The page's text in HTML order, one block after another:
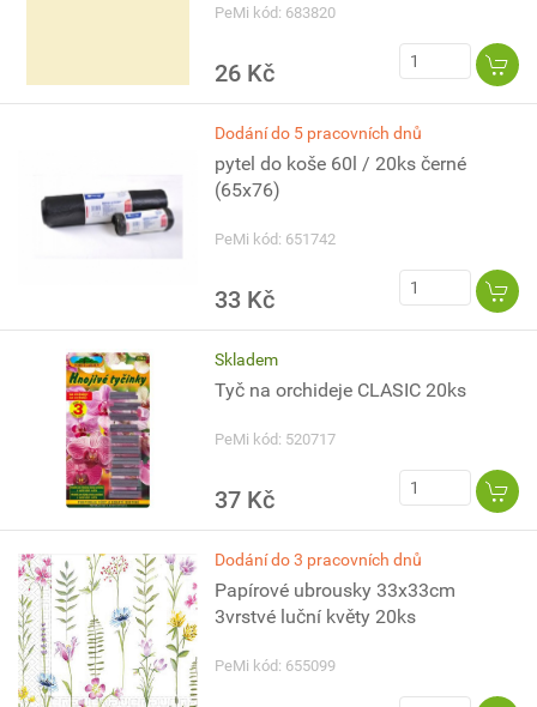
PeMi kód: 683820
26 Kč
Dodání do 5 pracovních dnů
pytel do koše 60l / 20ks černé
(65x76)
PeMi kód: 651742
33 Kč
Skladem
Tyč na orchideje CLASIC 20ks
PeMi kód: 520717
37 Kč
Dodání do 3 pracovních dnů
Papírové ubrousky 33x33cm
3vrstvé luční květy 20ks
PeMi kód: 655099